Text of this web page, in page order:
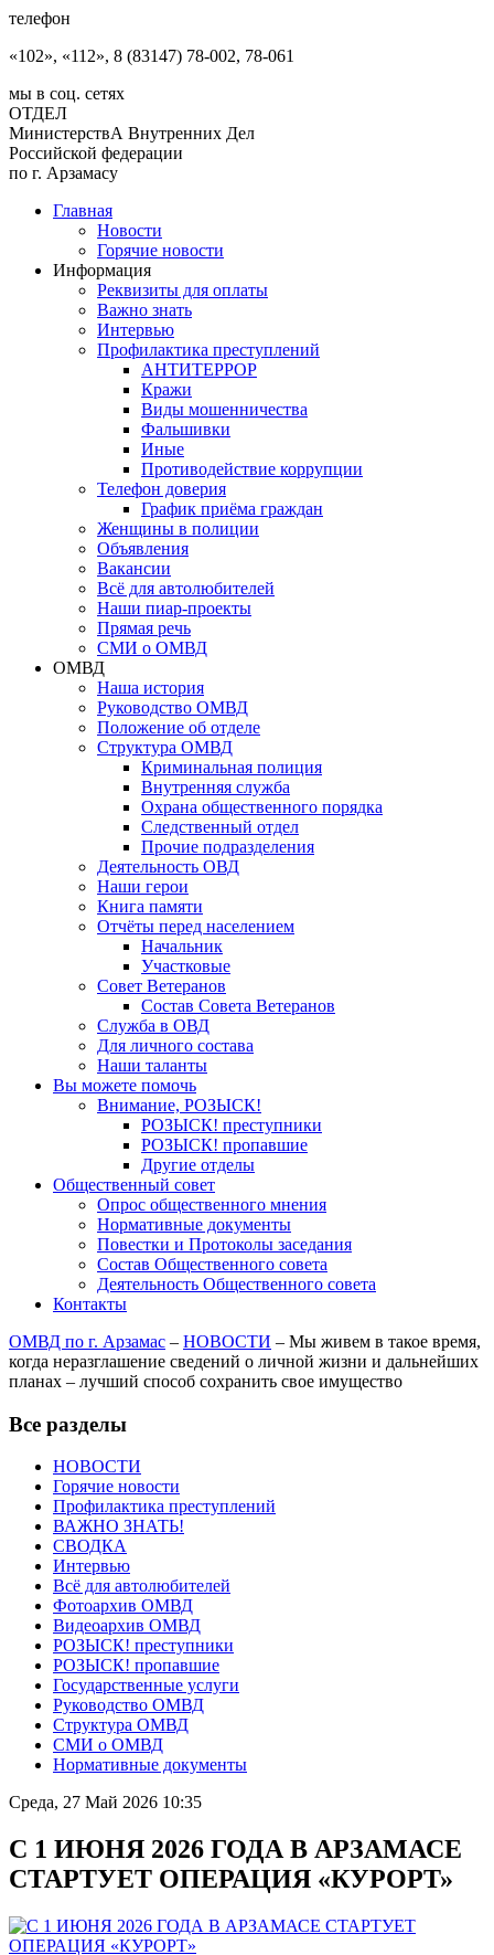
телефон
«102», «112», 8 (83147) 78-002, 78-061
мы в соц. сетях
ОТДЕЛ
МинистерствА Внутренних Дел
Российской федерации
по г. Арзамасу
Главная
Новости
Горячие новости
Информация
Реквизиты для оплаты
Важно знать
Интервью
Профилактика преступлений
АНТИТЕРРОР
Кражи
Виды мошенничества
Фальшивки
Иные
Противодействие коррупции
Телефон доверия
График приёма граждан
Женщины в полиции
Объявления
Вакансии
Всё для автолюбителей
Наши пиар-проекты
Прямая речь
СМИ о ОМВД
ОМВД
Наша история
Руководство ОМВД
Положение об отделе
Структура ОМВД
Криминальная полиция
Внутренняя служба
Охрана общественного порядка
Следственный отдел
Прочие подразделения
Деятельность ОВД
Наши герои
Книга памяти
Отчёты перед населением
Начальник
Участковые
Совет Ветеранов
Состав Совета Ветеранов
Служба в ОВД
Для личного состава
Наши таланты
Вы можете помочь
Внимание, РОЗЫСК!
РОЗЫСК! преступники
РОЗЫСК! пропавшие
Другие отделы
Общественный совет
Опрос общественного мнения
Нормативные документы
Повестки и Протоколы заседания
Состав Общественного совета
Деятельность Общественного совета
Контакты
ОМВД по г. Арзамас – НОВОСТИ – Мы живем в такое время,
когда неразглашение сведений о личной жизни и дальнейших
планах – лучший способ сохранить свое имущество
Все разделы
НОВОСТИ
Горячие новости
Профилактика преступлений
ВАЖНО ЗНАТЬ!
СВОДКА
Интервью
Всё для автолюбителей
Фотоархив ОМВД
Видеоархив ОМВД
РОЗЫСК! преступники
РОЗЫСК! пропавшие
Государственные услуги
Руководство ОМВД
Структура ОМВД
СМИ о ОМВД
Нормативные документы
Среда, 27 Май 2026 10:35
С 1 ИЮНЯ 2026 ГОДА В АРЗАМАСЕ
СТАРТУЕТ ОПЕРАЦИЯ «КУРОРТ»